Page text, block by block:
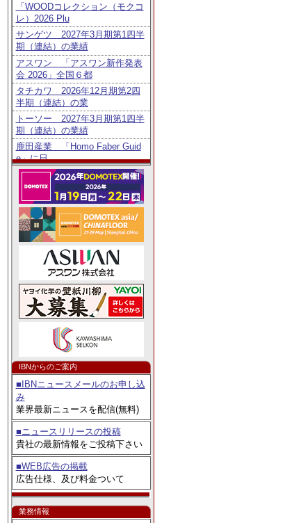
「WOODコレクション（モクコ
レ）2026 Plu
サンゲツ 2027年3月期第1四半
期（連結）の業績
アスワン 「アスワン新作発表
会 2026」全国６都
タチカワ 2026年12月期第2四
半期（連結）の業
トーソー 2027年3月期第1四半
期（連結）の業績
鹿田産業 「Homo Faber Guid
e」に日
タチカワ 「日経・東証ＩＲフ
ェア2026」出展
リリカラ 「DEGITAL DECO」
用レイアウト
ニチベイ 「第6回メカモノ事
例コンテスト」8／3よ
IBNからのご案内
■IBNニュースメールのお申し込
み
業界最新ニュースを配信(無料)
■ニュースリリースの投稿
貴社の最新情報をご投稿下さい
■WEB広告の掲載
広告仕様、及び料金ついて
業務情報